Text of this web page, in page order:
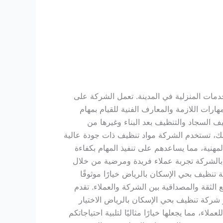
المنزلية في المدينة. تعمل الشركة على
اللازمة والمعارف الفنية للقيام بمهام
السجاد والتنظيف بعد البناء وغيرها من
تستخدم الشركة مواد تنظيف ذات جودة عالية
مما يساعدهم على تنفيذ المهام بكفاءة
بالشركة تجربة عملاء فريدة ومرضية من خلال
تنظيف بحي الإسكان بالرياض خيارًا موثوقًا
والمصداقية بين الشركة والعملاء. تقدم
تنظيف بحي الإسكان بالرياض الاختيار
مما يجعلها خيارًا مثاليًا لتلبية احتياجاتكم